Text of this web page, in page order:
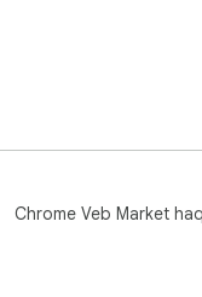
Chrome Veb Market